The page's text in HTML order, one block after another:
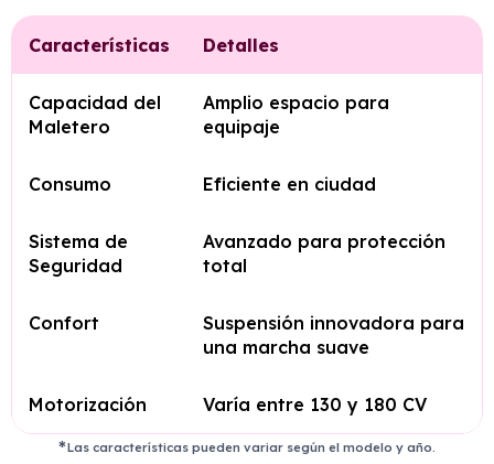
Características Detalles
Capacidad del
Maletero
Amplio espacio para
equipaje
Consumo Eficiente en ciudad
Sistema de
Seguridad
Avanzado para protección
total
Confort
Suspensión innovadora para
una marcha suave
Motorización Varía entre 130 y 180 CV
Las características pueden variar según el modelo y año.